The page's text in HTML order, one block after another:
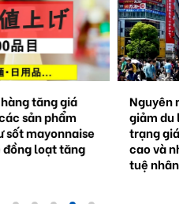
Nguyên nhân gốc rễ
giảm du lịch Nhật
trạng giá phòng
cao và những hạn
tuệ nhân tạo.